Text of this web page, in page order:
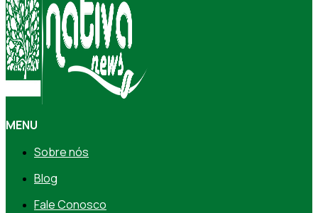
MENU
Sobre nós
Blog
Fale Conosco